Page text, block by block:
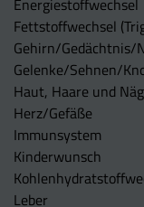
Energiestoffwechsel
Fettstoffwechsel
Gehirn/Gedächtnis/
Gelenke/Sehnen/
Haut, Haare und
Herz/Gefäße
Immunsystem
Kinderwunsch
Leber